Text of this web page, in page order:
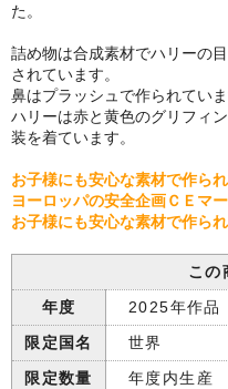
た。
詰め物は合成素材でハリーの
されています。
鼻はプラッシュで作られていま
ハリーは赤と黄色のグリフィ
装を着ています。
お子様にも安心な素材で作ら
ヨーロッパの安全企画ＣＥマ
お子様にも安心な素材で作ら
この
年度
2025年作品
限定国名
世界
限定数量
年度内生産